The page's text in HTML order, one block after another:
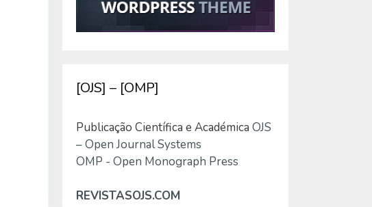
[OJS] – [OMP]
Publicação Científica e Académica OJS
– Open Journal Systems
OMP - Open Monograph Press
REVISTASOJS.COM